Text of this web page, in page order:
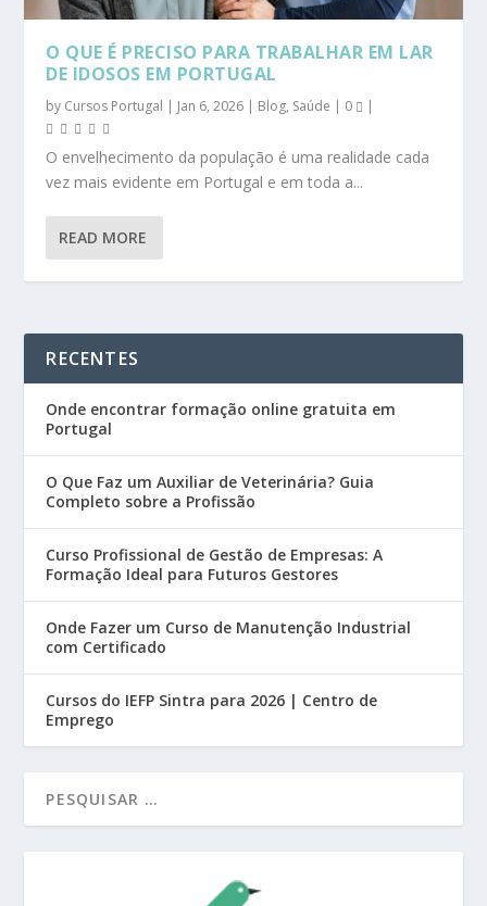
O QUE É PRECISO PARA TRABALHAR EM LAR
DE IDOSOS EM PORTUGAL
by Cursos Portugal | Jan 6, 2026 | Blog, Saúde | 0 |
O envelhecimento da população é uma realidade cada
vez mais evidente em Portugal e em toda a...
READ MORE
RECENTES
Onde encontrar formação online gratuita em
Portugal
O Que Faz um Auxiliar de Veterinária? Guia
Completo sobre a Profissão
Curso Profissional de Gestão de Empresas: A
Formação Ideal para Futuros Gestores
Onde Fazer um Curso de Manutenção Industrial
com Certificado
Cursos do IEFP Sintra para 2026 | Centro de
Emprego